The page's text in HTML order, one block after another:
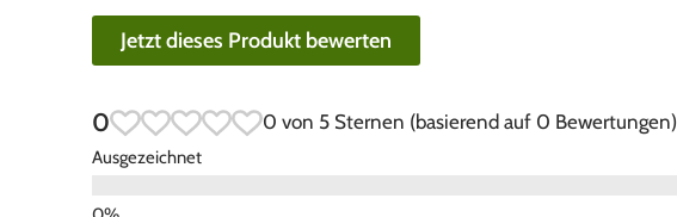
Jetzt dieses Produkt bewerten
0 0 von 5 Sternen (basierend auf 0 Bewertungen)
Ausgezeichnet